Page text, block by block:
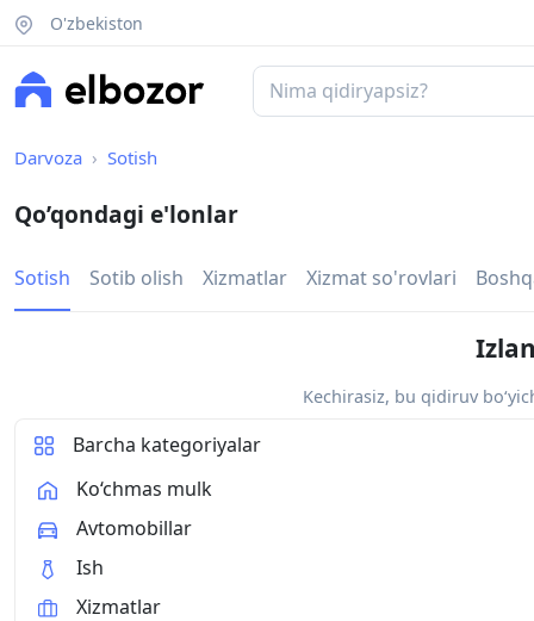
O'zbekiston
Darvoza Sotish
Qo’qondagi e'lonlar
Sotish Sotib olish Xizmatlar Xizmat so'rovlari
Kechirasiz, bu qidiruv
Barcha kategoriyalar
Ko‘chmas mulk
Avtomobillar
Ish
Xizmatlar